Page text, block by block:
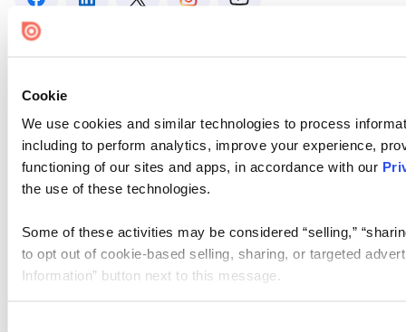
Cookie
We use cookies and similar technologies to process
including to perform analytics, improve your experience,
functioning of our sites and apps, in accordance with our
the use of these technologies.
Some of these activities may be considered “selling,”
to opt out of cookie-based selling, sharing, or targeted
Information” button next to this message.